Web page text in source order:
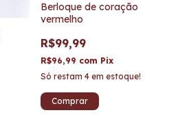
Berloque de coração
vermelho
R$99,99
R$96,99 com Pix
Só restam 4 em estoque!